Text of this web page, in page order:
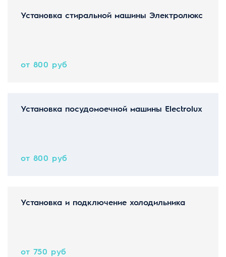
Установка стиральной машины Электролюкс
от 800 руб
Установка посудомоечной машины Electrolux
от 800 руб
Установка и подключение холодильника
от 750 руб